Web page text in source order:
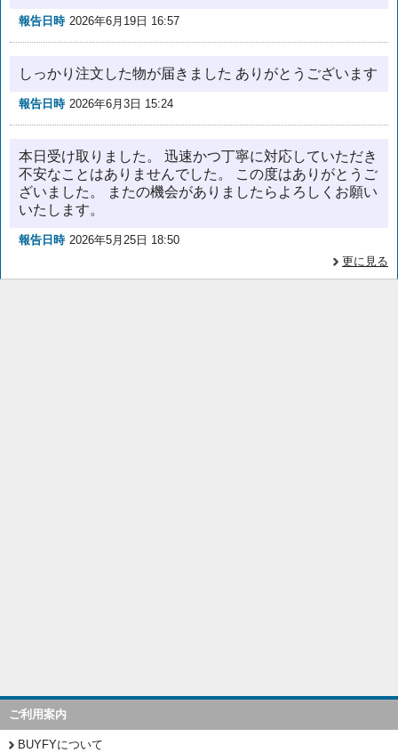
報告日時 2026年6月19日 16:57
しっかり注文した物が届きました ありがとうございます
報告日時 2026年6月3日 15:24
本日受け取りました。 迅速かつ丁寧に対応していただき
不安なことはありませんでした。 この度はありがとうご
ざいました。 またの機会がありましたらよろしくお願い
いたします。
報告日時 2026年5月25日 18:50
更に見る
ご利用案内
BUYFYについて